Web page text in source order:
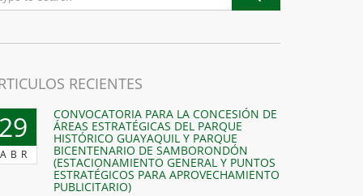
RECIENTES
ABR
CONVOCATORIA PARA LA CONCESIÓN DE
ÁREAS ESTRATÉGICAS DEL PARQUE
HISTÓRICO GUAYAQUIL Y PARQUE
BICENTENARIO DE SAMBORONDÓN
(ESTACIONAMIENTO GENERAL Y PUNTOS
ESTRATÉGICOS PARA APROVECHAMIENTO
PUBLICITARIO)